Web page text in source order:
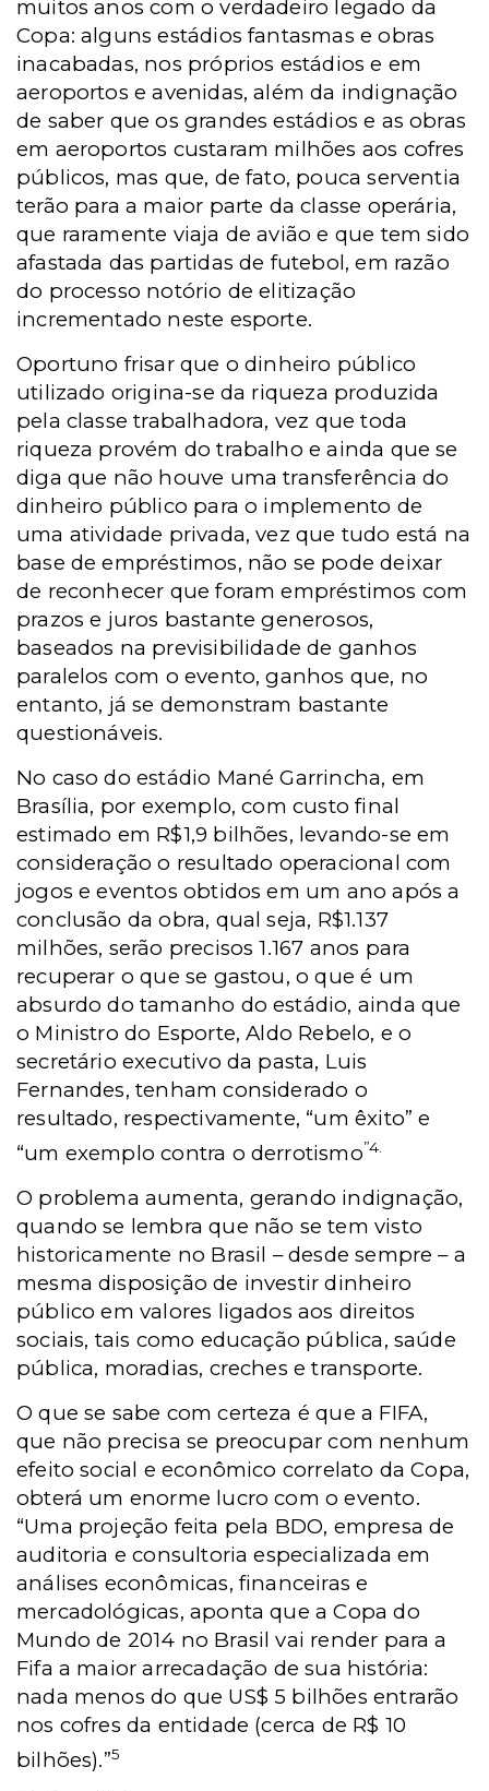
muitos anos com o verdadeiro legado da
Copa: alguns estádios fantasmas e obras
inacabadas, nos próprios estádios e em
aeroportos e avenidas, além da indignação
de saber que os grandes estádios e as obras
em aeroportos custaram milhões aos cofres
públicos, mas que, de fato, pouca serventia
terão para a maior parte da classe operária,
que raramente viaja de avião e que tem sido
afastada das partidas de futebol, em razão
do processo notório de elitização
incrementado neste esporte.
Oportuno frisar que o dinheiro público
utilizado origina-se da riqueza produzida
pela classe trabalhadora, vez que toda
riqueza provém do trabalho e ainda que se
diga que não houve uma transferência do
dinheiro público para o implemento de
uma atividade privada, vez que tudo está na
base de empréstimos, não se pode deixar
de reconhecer que foram empréstimos com
prazos e juros bastante generosos,
baseados na previsibilidade de ganhos
paralelos com o evento, ganhos que, no
entanto, já se demonstram bastante
questionáveis.
No caso do estádio Mané Garrincha, em
Brasília, por exemplo, com custo final
estimado em R$1,9 bilhões, levando-se em
consideração o resultado operacional com
jogos e eventos obtidos em um ano após a
conclusão da obra, qual seja, R$1.137
milhões, serão precisos 1.167 anos para
recuperar o que se gastou, o que é um
absurdo do tamanho do estádio, ainda que
o Ministro do Esporte, Aldo Rebelo, e o
secretário executivo da pasta, Luis
Fernandes, tenham considerado o
resultado, respectivamente, “um êxito” e
“um exemplo contra o derrotismo”4.
O problema aumenta, gerando indignação,
quando se lembra que não se tem visto
historicamente no Brasil – desde sempre – a
mesma disposição de investir dinheiro
público em valores ligados aos direitos
sociais, tais como educação pública, saúde
pública, moradias, creches e transporte.
O que se sabe com certeza é que a FIFA,
que não precisa se preocupar com nenhum
efeito social e econômico correlato da Copa,
obterá um enorme lucro com o evento.
“Uma projeção feita pela BDO, empresa de
auditoria e consultoria especializada em
análises econômicas, financeiras e
mercadológicas, aponta que a Copa do
Mundo de 2014 no Brasil vai render para a
Fifa a maior arrecadação de sua história:
nada menos do que US$ 5 bilhões entrarão
nos cofres da entidade (cerca de R$ 10
bilhões).”5